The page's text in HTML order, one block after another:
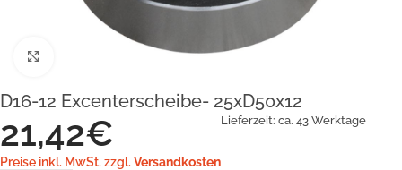
Klick zum Vergrößern
D16-12 Excenterscheibe- 25xD50x12
21,42€
Preise inkl. MwSt. zzgl. Versandkosten
Lieferzeit: ca. 43 Werktage